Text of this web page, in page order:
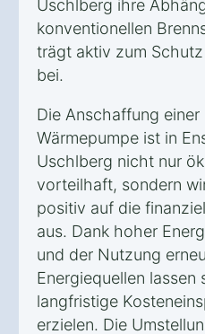
Uschlberg ihre
konventionellen
trägt aktiv zum
bei.
Die Anschaffung einer
Wärmepumpe ist in
Uschlberg nicht nur
vorteilhaft, sondern
positiv auf die
aus. Dank hoher
und der Nutzung
Energiequellen lassen
langfristige
erzielen. Die